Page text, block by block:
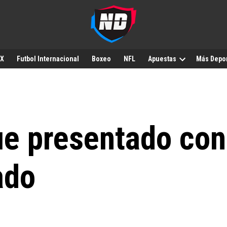
Futbol Internacional Boxeo NFL Apuestas Más
presentado